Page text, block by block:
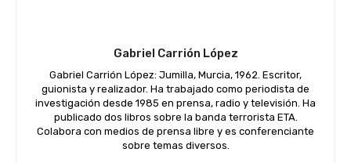
Gabriel Carrión López
Gabriel Carrión López: Jumilla, Murcia, 1962. Escritor,
guionista y realizador. Ha trabajado como periodista de
investigación desde 1985 en prensa, radio y televisión. Ha
publicado dos libros sobre la banda terrorista ETA.
Colabora con medios de prensa libre y es conferenciante
sobre temas diversos.